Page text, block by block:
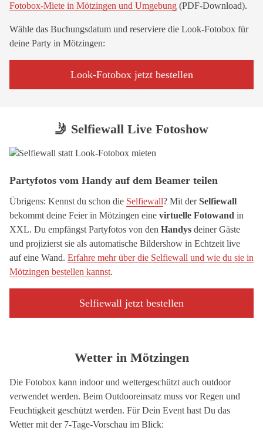
Fotobox-Miete in Mötzingen und Umgebung (PDF-Download).
Wähle das Buchungsdatum und reserviere die Look-Fotobox für
deine Party in Mötzingen:
Look-Fotobox jetzt bestellen
🤳 Selfiewall Live Fotoshow
Partyfotos vom Handy auf dem Beamer teilen
Übrigens: Kennst du schon die Selfiewall? Mit derSelfiewall
bekommt deine Feier in Mötzingen eine virtuelle Fotowand in
XXL. Du empfängst Partyfotos von den Handys deiner Gäste
und projizierst sie als automatische Bildershow in Echtzeit live
auf eine Wand. Erfahre mehr über die Selfiewall und wie du sie in
Mötzingen bestellen kannst.
Selfiewall jetzt bestellen
Wetter in Mötzingen
Die Fotobox kann indoor und wettergeschützt auch outdoor
verwendet werden. Beim Outdooreinsatz muss vor Regen und
Feuchtigkeit geschützt werden. Für Dein Event hast Du das
Wetter mit der 7-Tage-Vorschau im Blick: